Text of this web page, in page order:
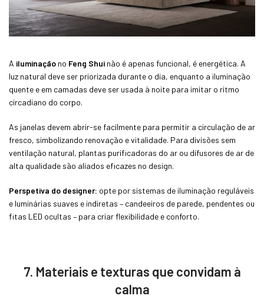
A iluminação no Feng Shui não é apenas funcional, é energética. A
luz natural deve ser priorizada durante o dia, enquanto a iluminação
quente e em camadas deve ser usada à noite para imitar o ritmo
circadiano do corpo.
As janelas devem abrir-se facilmente para permitir a circulação de ar
fresco, simbolizando renovação e vitalidade. Para divisões sem
ventilação natural, plantas purificadoras do ar ou difusores de ar de
alta qualidade são aliados eficazes no design.
Perspetiva do designer: opte por sistemas de iluminação reguláveis
e luminárias suaves e indiretas – candeeiros de parede, pendentes ou
fitas LED ocultas – para criar flexibilidade e conforto.
7. Materiais e texturas que convidam à
calma